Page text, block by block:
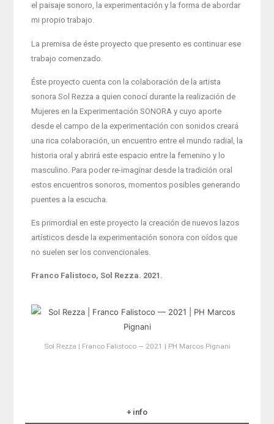
el paisaje sonoro, la experimentación y la forma de abordar
mi propio trabajo.
La premisa de éste proyecto que presento es continuar ese
trabajo comenzado.
Éste proyecto cuenta con la colaboración de la artista
sonora Sol Rezza a quien conocí durante la realización de
Mujeres en la Experimentación SONORA y cuyo aporte
desde el campo de la experimentación con sonidos creará
una rica colaboración, un encuentro entre el mundo radial, la
historia oral y abrirá este espacio entre la femenino y lo
masculino. Para poder re-imaginar desde la tradición oral
estos encuentros sonoros, momentos posibles generando
puentes a la escucha.
Es primordial en este proyecto la creación de nuevos lazos
artísticos desde la experimentación sonora con oídos que
no suelen ser los convencionales.
Franco Falistoco, Sol Rezza. 2021.
Sol Rezza | Franco Falistoco — 2021 | PH Marcos Pignani
+ info